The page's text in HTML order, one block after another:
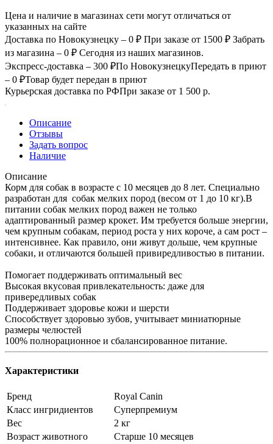
Цена и наличие в магазинах сети могут отличаться от
указанных на сайте
Доставка по Новокузнецку – 0 ₽ При заказе от 1500 ₽ Забрать
из магазина – 0 ₽ Сегодня из наших магазинов.
Экспресс-доставка – 300 ₽По НовокузнецкуПередать в приют
– 0 ₽Товар будет передан в приют
Курьерская доставка по РФПри заказе от 1 500 р.
Описание
Отзывы
Задать вопрос
Наличие
Описание
Корм для собак в возрасте c 10 месяцев до 8 лет. Специально
разработан для собак мелких пород (весом от 1 до 10 кг).В
питании собак мелких пород важен не только
адаптированный размер крокет. Им требуется больше энергии,
чем крупным собакам, период роста у них короче, а сам рост –
интенсивнее. Как правило, они живут дольше, чем крупные
собаки, и отличаются большей привиредливостью в питании.
Помогает поддерживать оптимальный вес
Высокая вкусовая привлекательность: даже для
привередливых собак
Поддерживает здоровье кожи и шерсти
Способствует здоровью зубов, учитывает миниатюрные
размеры челюстей
100% полнорационное и сбалансированное питание.
Характеристики
Бренд
Royal Canin
Класс ингридиентов
Суперпремиум
Вес
2 кг
Возраст животного
Старше 10 месяцев